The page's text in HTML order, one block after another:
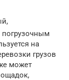
погрузочным
на
грузов
может